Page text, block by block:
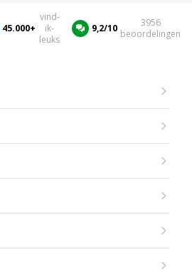
45.000+
vind-
ik-
leuks
9,2/10
3956
beoordelingen